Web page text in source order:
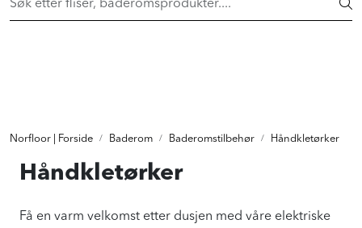
Skip to main contentFlisheller fra 149,- pr. stk! Shop her >
Norfloor | Forside Baderom Baderomstilbehør Håndkletørker
Håndkletørker
Få en varm velkomst etter dusjen med våre elektriske